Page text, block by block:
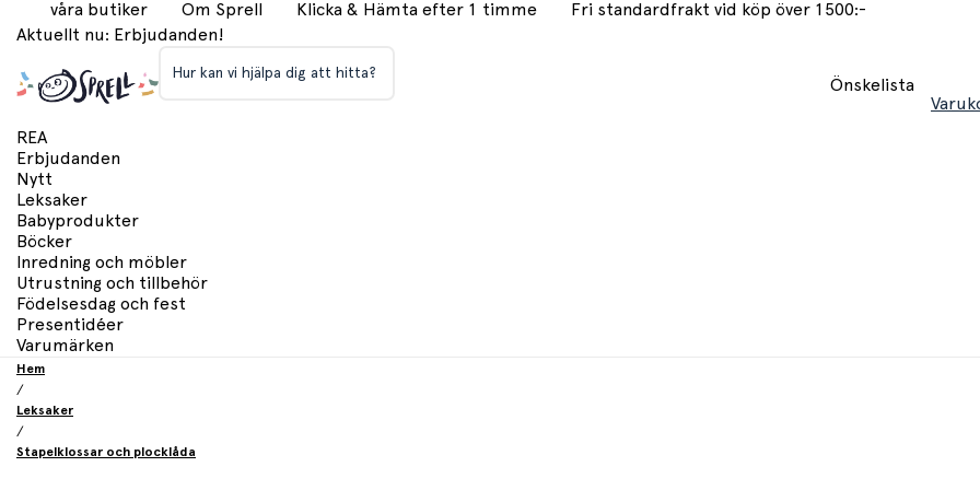
våra butiker Om Sprell Klicka & Hämta efter 1 timme
Fri standardfrakt vid köp över 1500:-
Aktuellt nu: Erbjudanden!
Hur kan vi hjälpa dig att hitta?
Önskelista
REA
Erbjudanden
Nytt
Leksaker
Babyprodukter
Böcker
Inredning och möbler
Utrustning och tillbehör
Födelsesdag och fest
Presentidéer
Varumärken
Hem
/
Leksaker
/
Stapelklossar och plocklåda